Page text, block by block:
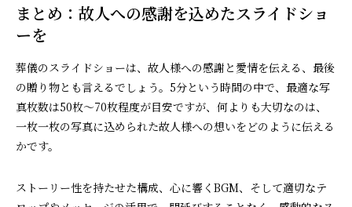
まとめ：故人への感謝を込めたスライドショ
ーを
葬儀のスライドショーは、故人様への感謝と愛情を伝える、最後
の贈り物とも言えるでしょう。5分という時間の中で、最適な写
真枚数は50枚～70枚程度が目安ですが、何よりも大切なのは、
一枚一枚の写真に込められた故人様への想いをどのように伝える
かです。
ストーリー性を持たせた構成、心に響くBGM、そして適切なテ